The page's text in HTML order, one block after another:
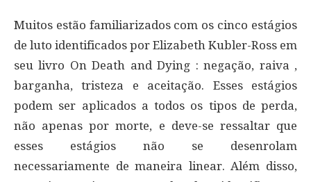
Muitos estão familiarizados com os cinco estágios
de luto identificados por Elizabeth Kubler-Ross em
seu livro On Death and Dying : negação, raiva ,
barganha, tristeza e aceitação. Esses estágios
podem ser aplicados a todos os tipos de perda,
não apenas por morte, e deve-se ressaltar que
esses estágios não se desenrolam
necessariamente de maneira linear. Além disso,